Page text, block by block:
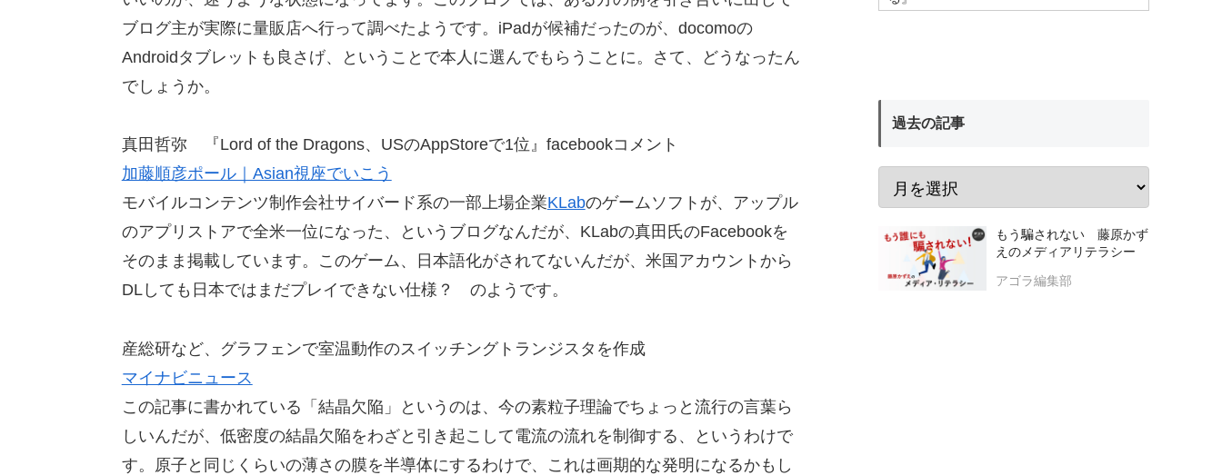
ブログ主が実際に量販店へ行って調べたようです。iPadが候補だったのが、docomoの
Androidタブレットも良さげ、ということで本人に選んでもらうことに。さて、どうなったん
でしょうか。
真田哲弥 『Lord of the Dragons、USのAppStoreで1位』facebookコメント
加藤順彦ポール｜Asian視座でいこう
モバイルコンテンツ制作会社サイバード系の一部上場企業KLabのゲームソフトが、アップル
のアプリストアで全米一位になった、というブログなんだが、KLabの真田氏のFacebookを
そのまま掲載しています。このゲーム、日本語化がされてないんだが、米国アカウントから
DLしても日本ではまだプレイできない仕様？ のようです。
産総研など、グラフェンで室温動作のスイッチングトランジスタを作成
マイナビニュース
この記事に書かれている「結晶欠陥」というのは、今の素粒子理論でちょっと流行の言葉ら
しいんだが、低密度の結晶欠陥をわざと引き起こして電流の流れを制御する、というわけで
す。原子と同じくらいの薄さの膜を半導体にするわけで、これは画期的な発明になるかもし
過去の記事
もう騙されない 藤原かず
えのメディアリテラシー
アゴラ編集部